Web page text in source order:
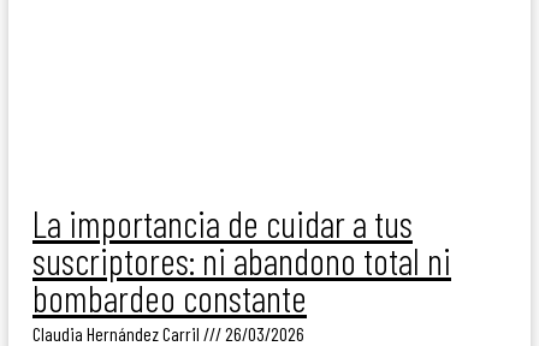
La importancia de cuidar a tus
suscriptores: ni abandono total ni
bombardeo constante
Claudia Hernández Carril 26/03/2026